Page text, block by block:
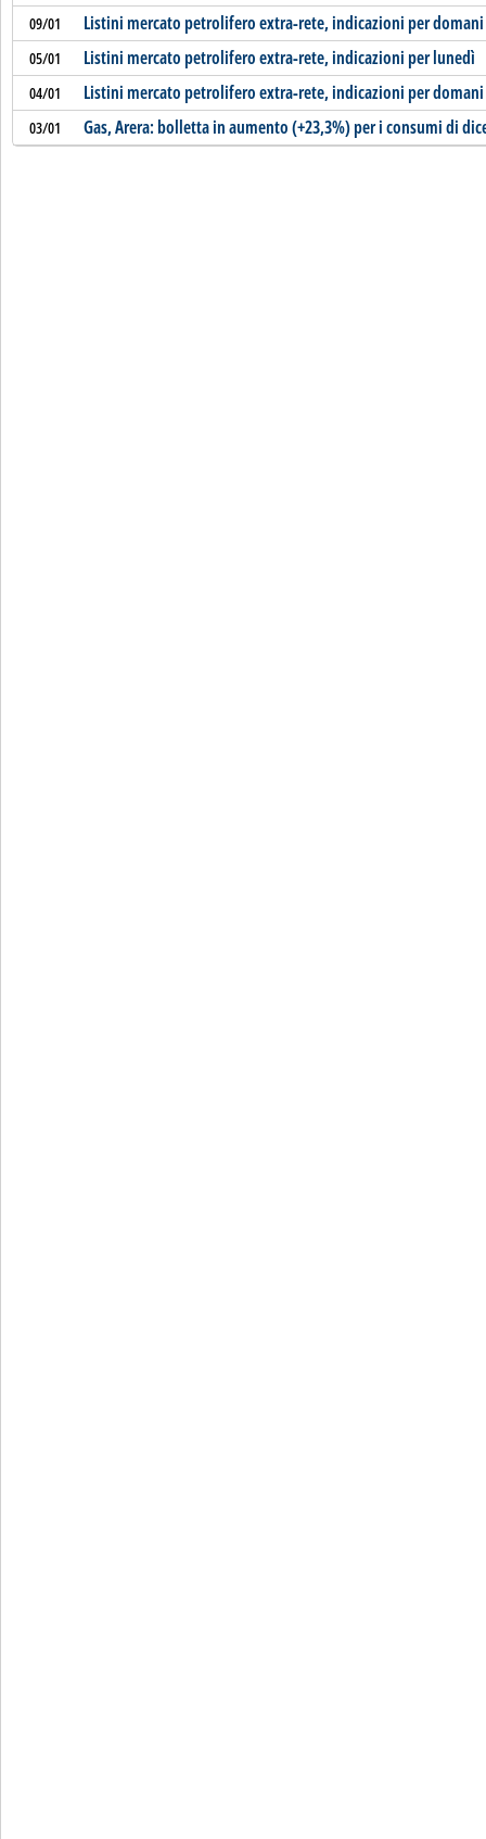
09/01 Listini mercato petrolifero extra-rete, indicazioni per domani
05/01 Listini mercato petrolifero extra-rete, indicazioni per lunedì
04/01 Listini mercato petrolifero extra-rete, indicazioni per domani
03/01 Gas, Arera: bolletta in aumento (+23,3%) per i consumi di